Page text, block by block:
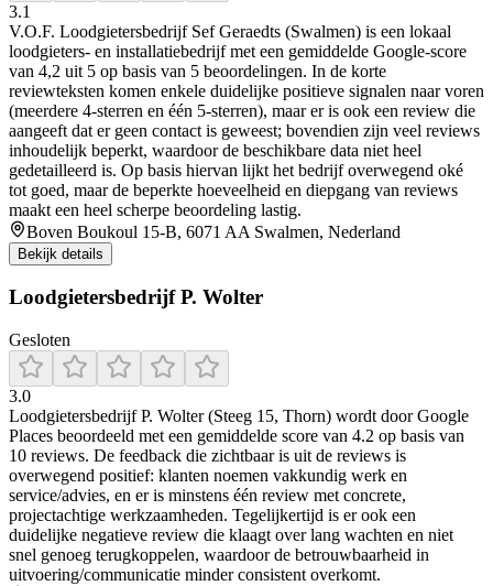
3.1
V.O.F. Loodgietersbedrijf Sef Geraedts (Swalmen) is een lokaal
loodgieters- en installatiebedrijf met een gemiddelde Google-score
van 4,2 uit 5 op basis van 5 beoordelingen. In de korte
reviewteksten komen enkele duidelijke positieve signalen naar voren
(meerdere 4-sterren en één 5-sterren), maar er is ook een review die
aangeeft dat er geen contact is geweest; bovendien zijn veel reviews
inhoudelijk beperkt, waardoor de beschikbare data niet heel
gedetailleerd is. Op basis hiervan lijkt het bedrijf overwegend oké
tot goed, maar de beperkte hoeveelheid en diepgang van reviews
maakt een heel scherpe beoordeling lastig.
Boven Boukoul 15-B, 6071 AA Swalmen, Nederland
Bekijk details
Loodgietersbedrijf P. Wolter
Gesloten
3.0
Loodgietersbedrijf P. Wolter (Steeg 15, Thorn) wordt door Google
Places beoordeeld met een gemiddelde score van 4.2 op basis van
10 reviews. De feedback die zichtbaar is uit de reviews is
overwegend positief: klanten noemen vakkundig werk en
service/advies, en er is minstens één review met concrete,
projectachtige werkzaamheden. Tegelijkertijd is er ook een
duidelijke negatieve review die klaagt over lang wachten en niet
snel genoeg terugkoppelen, waardoor de betrouwbaarheid in
uitvoering/communicatie minder consistent overkomt.